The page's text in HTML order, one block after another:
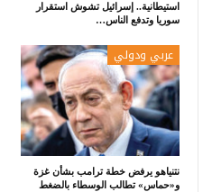
استيطانية.. إسرائيل تشوش استقرار
سوريا وتدفع الناس…
عربي ودولي
نتنياهو يرفض خطة ترامب بشأن غزة
و«حماس» تطالب الوسطاء بالضغط